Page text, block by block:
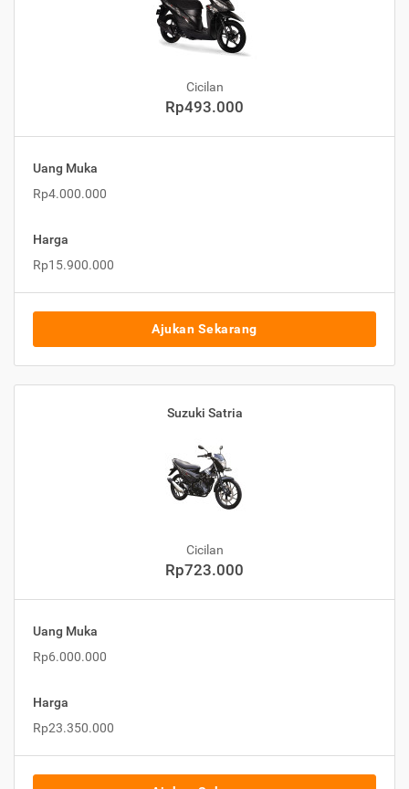
Cicilan
Rp493.000
Uang Muka
Rp4.000.000
Harga
Rp15.900.000
Ajukan Sekarang
Suzuki Satria
Cicilan
Rp723.000
Uang Muka
Rp6.000.000
Harga
Rp23.350.000